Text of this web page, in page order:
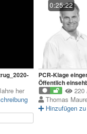
her
0:25:22
PCR-Klage
Öffentlich
220
Thomas
Hinzufügen zu